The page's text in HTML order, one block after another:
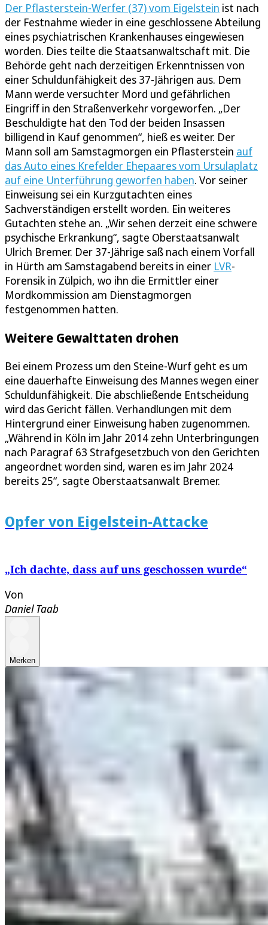
Der Pflasterstein-Werfer (37) vom Eigelstein ist nach
der Festnahme wieder in eine geschlossene Abteilung
eines psychiatrischen Krankenhauses eingewiesen
worden. Dies teilte die Staatsanwaltschaft mit. Die
Behörde geht nach derzeitigen Erkenntnissen von
einer Schuldunfähigkeit des 37-Jährigen aus. Dem
Mann werde versuchter Mord und gefährlichen
Eingriff in den Straßenverkehr vorgeworfen. „Der
Beschuldigte hat den Tod der beiden Insassen
billigend in Kauf genommen“, hieß es weiter. Der
Mann soll am Samstagmorgen ein Pflasterstein auf
das Auto eines Krefelder Ehepaares vom Ursulaplatz
auf eine Unterführung geworfen haben. Vor seiner
Einweisung sei ein Kurzgutachten eines
Sachverständigen erstellt worden. Ein weiteres
Gutachten stehe an. „Wir sehen derzeit eine schwere
psychische Erkrankung“, sagte Oberstaatsanwalt
Ulrich Bremer. Der 37-Jährige saß nach einem Vorfall
in Hürth am Samstagabend bereits in einer LVR-
Forensik in Zülpich, wo ihn die Ermittler einer
Mordkommission am Dienstagmorgen
festgenommen hatten.
Weitere Gewalttaten drohen
Bei einem Prozess um den Steine-Wurf geht es um
eine dauerhafte Einweisung des Mannes wegen einer
Schuldunfähigkeit. Die abschließende Entscheidung
wird das Gericht fällen. Verhandlungen mit dem
Hintergrund einer Einweisung haben zugenommen.
„Während in Köln im Jahr 2014 zehn Unterbringungen
nach Paragraf 63 Strafgesetzbuch von den Gerichten
angeordnet worden sind, waren es im Jahr 2024
bereits 25“, sagte Oberstaatsanwalt Bremer.
Opfer von Eigelstein-Attacke
„Ich dachte, dass auf uns geschossen wurde“
Von
Daniel Taab
Merken